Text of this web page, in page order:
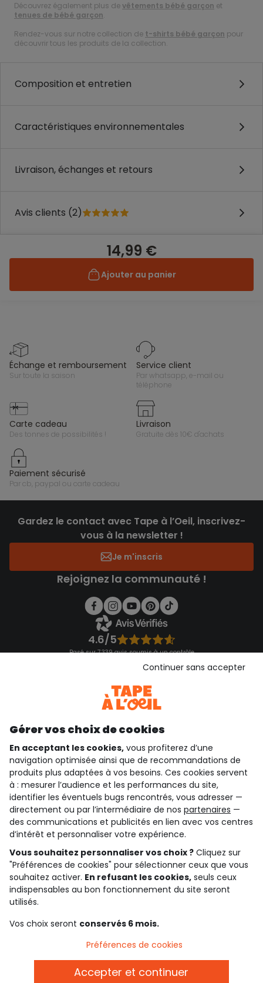
Découvrez également plus devêtements bébé garçon et
tenues de bébé garçon.
Rendez-vous sur notre collection de t-shirts bébé garçon pour
découvrir tous les produits de la collection.
Composition et entretien
Caractéristiques environnementales
Livraison, échanges et retours
Avis clients (2)
14,99 €
Ajouter au panier
échange et remboursement
sur toute la saison
service client
par whatsapp, e-mail ou
téléphone
carte cadeau
des tonnes de possibilités !
livraison
gratuite dès 10€ d'achats
paiement sécurisé
par cb, paypal ou carte cadeau
Gardez le contact avec Tape à l’Oeil, inscrivez-
vous à la newsletter !
Je m'inscris
Rejoignez la communauté !
4.6/5
Basé sur 7 339 avis soumis à un contrôle
Consulter les CGU
qui sommes-nous ?
besoin d'aide ?
le club fidélité
notre catalogue
Conditions générales de ventes et d'utilisation
Conditions d’utilisation des réseaux sociaux
Politique de confidentialité
Cookies et données personnelles
Paramètres des cookies
Gérer vos choix de cookies
En acceptant les cookies, vous profiterez d’une
navigation optimisée ainsi que de recommandations de
produits plus adaptées à vos besoins. Ces cookies servent
à : mesurer l’audience et les performances du site,
identifier les éventuels bugs rencontrés, vous adresser —
directement ou par l’intermédiaire de nos partenaires —
des communications et publicités en lien avec vos centres
d’intérêt et personnaliser votre expérience.
Vous souhaitez personnaliser vos choix ? Cliquez sur
"Préférences de cookies" pour sélectionner ceux que vous
souhaitez activer. En refusant les cookies, seuls ceux
indispensables au bon fonctionnement du site seront
utilisés.
Vos choix seront conservés 6 mois.
Continuer sans accepter
Préférences de cookies
Accepter et continuer